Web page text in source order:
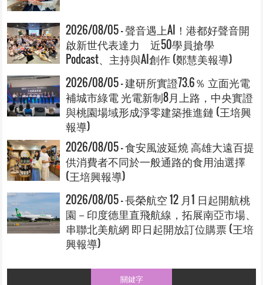
2026/08/05 - 聲音遇上AI！港都好聲音開
啟新世代表達力 近50學員搶學
Podcast、主持與AI創作 (鄭慧美報導)
2026/08/05 - 建研所實證73.6％ 立面光電
補城市綠電 光電新制8月上路，中央實證
與桃園場域形成淨零建築推進鏈 (王培興
報導)
2026/08/05 - 食安風波延燒 高雄大遠百提
供消費者不同於一般通路的食用油選擇
(王培興報導)
2026/08/05 - 長榮航空 12 月1 日起開航桃
園－印度德里直飛航線，拓展南亞市場、
串聯北美航網 即日起開放訂位購票 (王培
興報導)
關鍵字